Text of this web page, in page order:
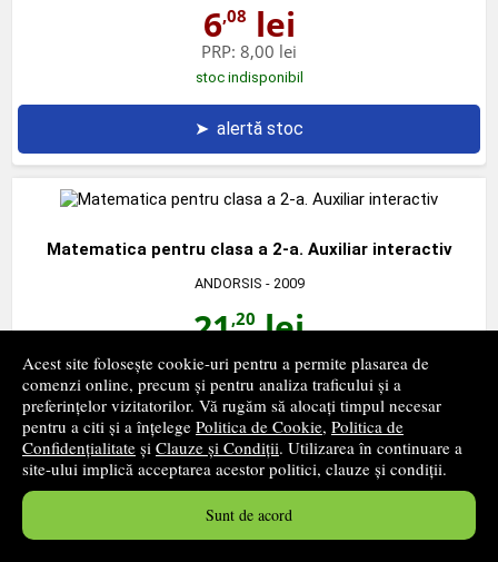
Acest site folosește cookie-uri pentru a permite plasarea de
comenzi online, precum și pentru analiza traficului și a
preferințelor vizitatorilor. Vă rugăm să alocați timpul necesar
pentru a citi și a înțelege Politica de Cookie, Politica de
Confidențialitate și Clauze și Condiții. Utilizarea în continuare a
site-ului implică acceptarea acestor politici, clauze și condiții.
Sunt de acord
6,08 lei
PRP: 8,00 lei
stoc indisponibil
➤ alertă stoc
Matematica pentru clasa a 2-a. Auxiliar interactiv
ANDORSIS - 2009
21,20lei
stoc indisponibil
➤ alertă stoc